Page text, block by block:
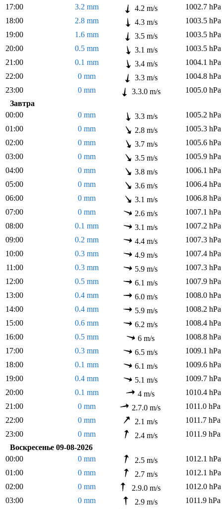
17:00
3.2 mm 4.2 m/s
1002.7 hPa
18:00
2.8 mm 4.3 m/s
1003.5 hPa
19:00
1.6 mm 3.5 m/s
1003.5 hPa
20:00
0.5 mm 3.1 m/s
1003.5 hPa
21:00
0.1 mm 3.4 m/s
1004.1 hPa
22:00
0 mm 3.3 m/s
1004.8 hPa
23:00
0 mm 3.3.0 m/s
1005.0 hPa
Завтра
00:00
0 mm 3.3 m/s
1005.2 hPa
01:00
0 mm 2.8 m/s
1005.3 hPa
02:00
0 mm 3.7 m/s
1005.6 hPa
03:00
0 mm 3.5 m/s
1005.9 hPa
04:00
0 mm 3.8 m/s
1006.1 hPa
05:00
0 mm 3.6 m/s
1006.4 hPa
06:00
0 mm 3.1 m/s
1006.8 hPa
07:00
0 mm 2.6 m/s
1007.1 hPa
08:00
0.1 mm 3.1 m/s
1007.2 hPa
09:00
0.2 mm 4.4 m/s
1007.3 hPa
10:00
0.3 mm 4.9 m/s
1007.4 hPa
11:00
0.3 mm 5.9 m/s
1007.3 hPa
12:00
0.5 mm 6.1 m/s
1007.9 hPa
13:00
0.4 mm 6.0 m/s
1008.0 hPa
14:00
0.4 mm 5.9 m/s
1008.2 hPa
15:00
0.6 mm 6.2 m/s
1008.4 hPa
16:00
0.5 mm 6 m/s
1008.8 hPa
17:00
0.3 mm 6.5 m/s
1009.1 hPa
18:00
0.1 mm 6.1 m/s
1009.6 hPa
19:00
0.4 mm 5.1 m/s
1009.7 hPa
20:00
0.1 mm 4 m/s
1010.4 hPa
21:00
0 mm 2.7.0 m/s
1011.0 hPa
22:00
0 mm 2.1 m/s
1011.7 hPa
23:00
0 mm 2.4 m/s
1011.9 hPa
Воскресенье 09-08-2026
00:00
0 mm 2.5 m/s
1012.1 hPa
01:00
0 mm 2.7 m/s
1012.1 hPa
02:00
0 mm 2.9.0 m/s
1012.0 hPa
03:00
0 mm 2.9 m/s
1011.9 hPa